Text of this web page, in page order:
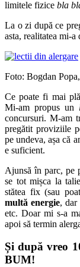
limitele fizice bla
La o zi după ce
asta, realitatea mi-a
Foto: Bogdan
Ce poate fi mai
Mi-am propus un
concursuri. M-am
pregătit proviziile
pe undeva, așa că
e suficient.
Ajunsă în parc, pe
se tot mișca la
stătea fix (sau
multă energie, dar
etc. Doar mi s-a
apoi să termin
Și după vreo
BUM!